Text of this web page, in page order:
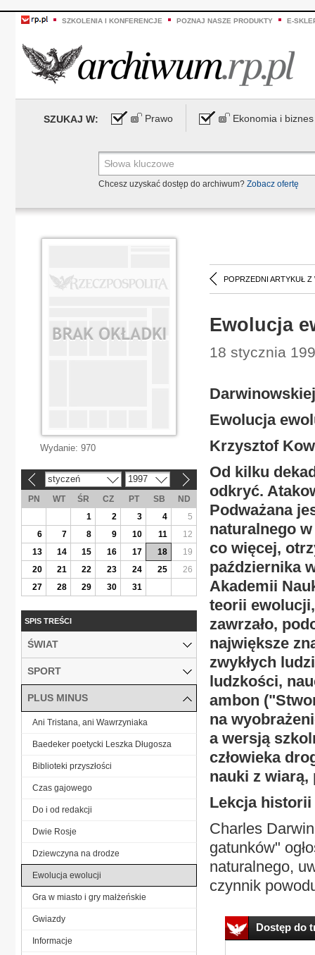
SZKOLENIA I KONFERENCJE POZNAJ NASZE PRODUKTY E-
SZUKAJ W: Prawo Ekonomia i biznes
Chcesz uzyskać dostęp do archiwum? Zobacz ofertę
POPRZEDNI ARTYKUŁ Z
Ewolucja
18 stycznia
Ewolucja
Krzysztof
Od kilku
odkryć.
Podważana
naturalnego
co więcej,
października
Akademii
teorii
zawrzało,
największe
zwykłych
ludzkości,
ambon
na
a wersją
człowieka
nauki z wiarą,
Lekcja historii
Charles
gatunków"
naturalnego,
czynnik
Dostęp do
Wydanie: 970
styczeń 1997
PN WT ŚR CZ PT SB
ND
1
2 3 4
5
6
7 8 9 10 11
12
13
14 15 16 17 18
19
20
21 22 23 24 25
26
27
28 29 30 31
SPIS TREŚCI
ŚWIAT
SPORT
PLUS MINUS
Ani Tristana, ani Wawrzyniaka
Baedeker poetycki Leszka Długosza
Biblioteki przyszłości
Czas gajowego
Do i od redakcji
Dwie Rosje
Dziewczyna na drodze
Ewolucja ewolucji
Gra w miasto i gry małżeńskie
Gwiazdy
Informacje